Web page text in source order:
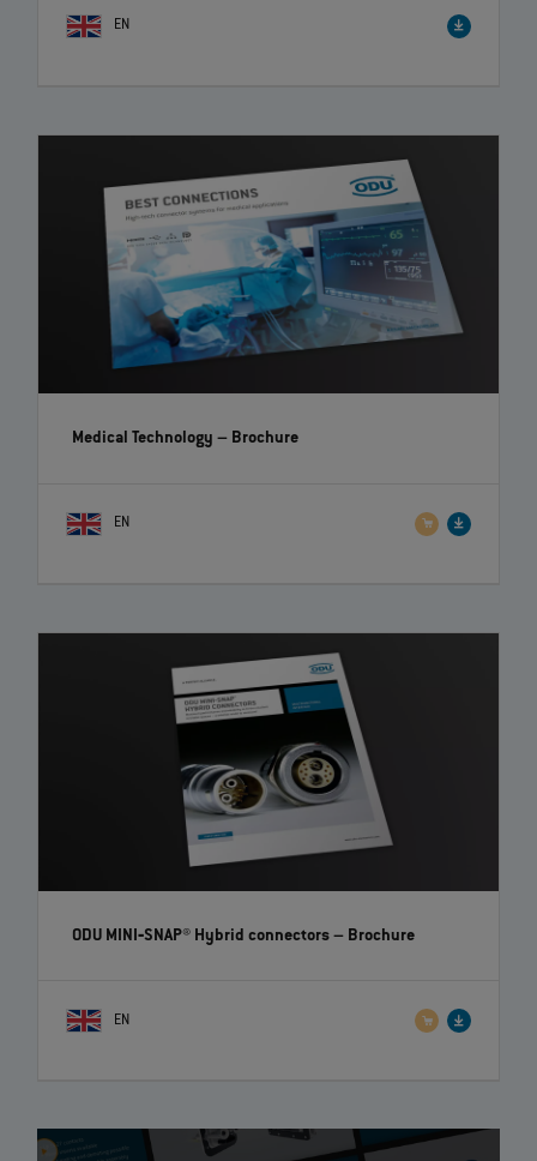
EN
Medical Technology – Brochure
EN
ODU MINI‐SNAP® Hybrid connectors– Brochure
EN